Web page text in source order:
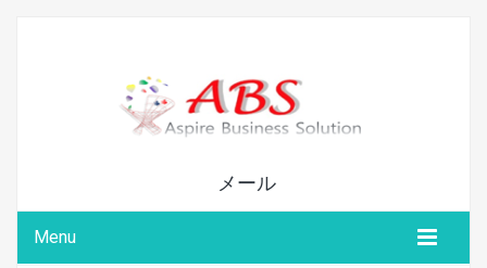
メール
Menu